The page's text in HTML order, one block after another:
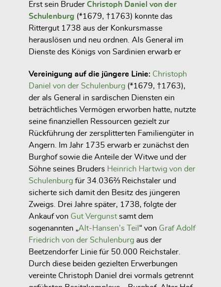
Erst sein Bruder Christoph Daniel von der
Schulenburg (*1679, †1763) konnte das
Rittergut 1738 aus der Konkursmasse
herauslösen und neu ordnen. Als General im
Dienste des Königs von Sardinien erwarb er
Vereinigung auf die jüngere Linie: Christoph
Daniel von der Schulenburg (*1679, †1763),
der als General in sardischen Diensten ein
beträchtliches Vermögen erworben hatte, nutzte
seine finanziellen Ressourcen gezielt zur
Rückführung der zersplitterten Familiengüter in
Angern. Im Jahr 1735 erwarb er zunächst den
Burghof sowie die Anteile der Witwe und der
Söhne seines Bruders Heinrich Hartwig von der
Schulenburg für 34.036⅔ Reichstaler und
sicherte sich damit den Besitz des jüngeren
Zweigs. Drei Jahre später, 1738, folgte der
Ankauf von GutVergunstsamt dem
sogenannten „Alt-Hansen’s Teil “ von Graf Adolf
Friedrich von der Schulenburg aus der
Beetzendorfer Linie für 50.000 Reichstaler.
Durch diese beiden gezielten Erwerbungen
vereinte Christoph Daniel drei vormals getrennt